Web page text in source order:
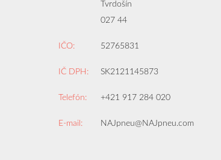
Tvrdošín
027 44
IČO: 52765831
IČ DPH: SK2121145873
Telefón: +421 917 284 020
E-mail: NAJpneu@NAJpneu.com